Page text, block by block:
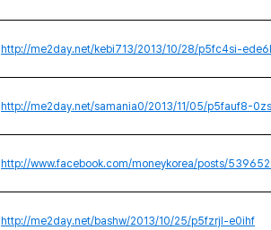
http://me2day.net/kebi713/2013/10/28/p5fc4si-ede6l
http://me2day.net/samania0/2013/11/05/p5fauf8-
http://www.facebook.com/moneykorea/posts/
http://me2day.net/bashw/2013/10/25/p5fzrjl-e0ihf